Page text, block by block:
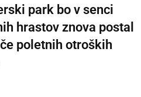
park bo v senci
hrastov znova postal
poletnih otroških